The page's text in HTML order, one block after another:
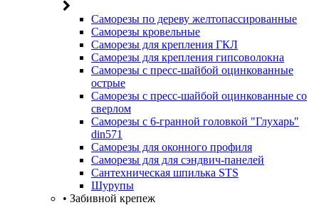
Саморезы по дереву желтопассированные
Саморезы кровельные
Саморезы для крепления ГКЛ
Саморезы для крепления гипсоволокна
Саморезы с пресс-шайбой оцинкованные
острые
Саморезы с пресс-шайбой оцинкованные со
сверлом
Саморезы с 6-гранной головкой "Глухарь"
din571
Саморезы для оконного профиля
Саморезы для для сэндвич-панелей
Сантехническая шпилька STS
Шурупы
• Забивной крепеж